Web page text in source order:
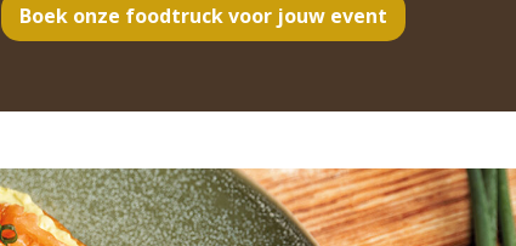
Boek onze foodtruck voor jouw event